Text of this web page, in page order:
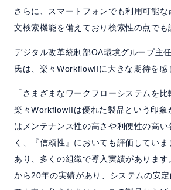
さらに、スマートフォンでも利用可能
文検索機能を備えており検索性の点でも
デジタル改革統制部OA環境グループ主
氏は、楽々WorkflowIIに大きな期待を感
「さまざまなワークフローシステムを比
楽々WorkflowIIは優れた製品という印象
はメンテナンス性の高さや利便性の高い
く、『信頼性』においても評価してい
あり、多くの組織で導入実績があります
から20年の実績があり、システムの安